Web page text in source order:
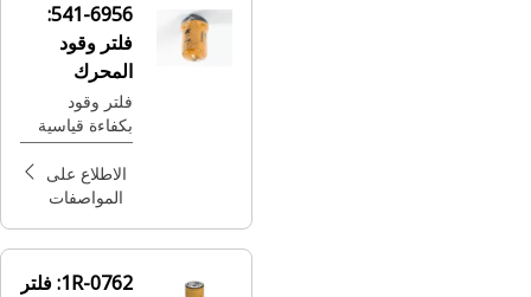
541-6956:
فلتر وقود
المحرك
فلتر وقود
بكفاءة قياسية
الاطلاع على
المواصفات
1R-0762:
فلتر